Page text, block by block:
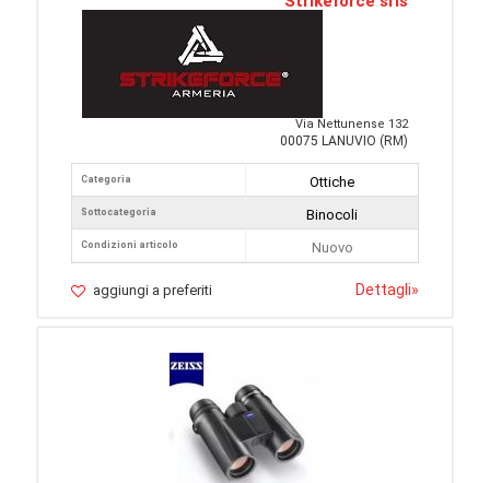
Via Nettunense 132
00075 LANUVIO (RM)
Categoria
Sottocategoria
Condizioni articolo
Ottiche
Binocoli
Nuovo
aggiungi a preferiti Dettagli»